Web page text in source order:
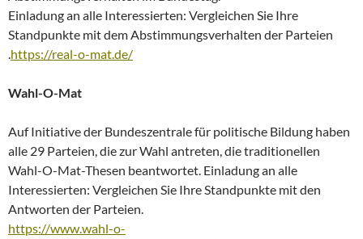
Einladung an alle Interessierten: Vergleichen Sie Ihre
Standpunkte mit dem Abstimmungsverhalten der Parteien
.https://real-o-mat.de/
Wahl-O-Mat
Auf Initiative der Bundeszentrale für politische Bildung haben
alle 29 Parteien, die zur Wahl antreten, die traditionellen
Wahl-O-Mat-Thesen beantwortet. Einladung an alle
Interessierten: Vergleichen Sie Ihre Standpunkte mit den
Antworten der Parteien.
https://www.wahl-o-